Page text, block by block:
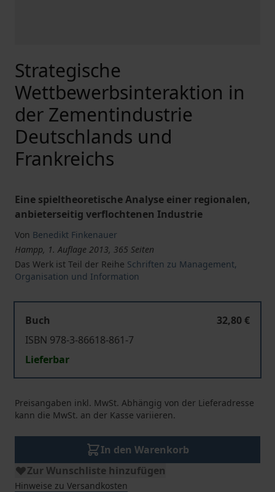
Strategische
Wettbewerbsinteraktion in
der Zementindustrie
Deutschlands und
Frankreichs
Eine spieltheoretische Analyse einer regionalen,
anbieterseitig verflochtenen Industrie
Von Benedikt Finkenauer
Hampp, 1. Auflage 2013, 365 Seiten
Das Werk ist Teil der Reihe Schriften zu Management,
Organisation und Information
Buch
32,80 €
ISBN 978-3-86618-861-7
Lieferbar
Preisangaben inkl. MwSt. Abhängig von der Lieferadresse
kann die MwSt. an der Kasse variieren.
In den Warenkorb
Zur Wunschliste hinzufügen
Hinweise zu Versandkosten